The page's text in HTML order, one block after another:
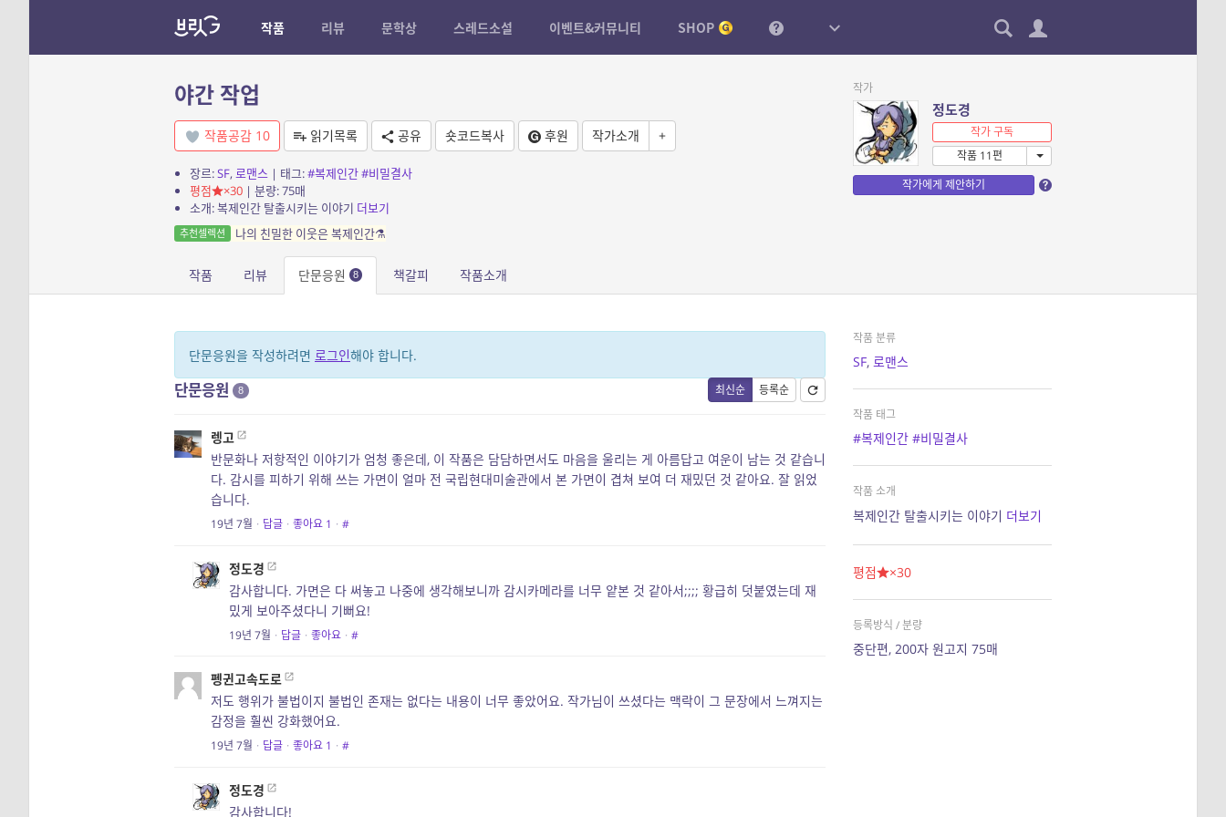
작품 리뷰 문학상 스레드소설 이벤트&커뮤니티 SHOP
야간 작업
작품공감 10 읽기목록 공유 숏코드복사 후원 작가소개 +
장르:SF, 로맨스| 태그:#복제인간#비밀결사
평점
×30| 분량: 75매
소개: 복제인간 탈출시키는 이야기 더보기
추천셀렉션 나의 친밀한 이웃은 복제인간⚗️
작가
정도경
작가 구독
작품 11편
작가에게 제안하기
작품 리뷰 단문응원 8 책갈피 작품소개
단문응원을 작성하려면 로그인해야 합니다.
최신순 등록순
단문응원 8
렝고
반문화나 저항적인 이야기가 엄청 좋은데, 이 작품은 담담하면서도 마음을 울리는 게 아름답고 여운이 남는 것 같습니
다. 감시를 피하기 위해 쓰는 가면이 얼마 전 국립현대미술관에서 본 가면이 겹쳐 보여 더 재밌던 것 같아요. 잘 읽었
습니다.
19년 7월 · 답글 · 좋아요 1 · #
정도경
감사합니다. 가면은 다 써놓고 나중에 생각해보니까 감시카메라를 너무 얕본 것 같아서;;;; 황급히 덧붙였는데 재
밌게 보아주셨다니 기뻐요!
19년 7월 · 답글 · 좋아요 · #
펭귄고속도로
저도 행위가 불법이지 불법인 존재는 없다는 내용이 너무 좋았어요. 작가님이 쓰셨다는 맥락이 그 문장에서 느껴지는
감정을 훨씬 강화했어요.
19년 7월 · 답글 · 좋아요 1 · #
정도경
감사합니다!
작품 분류
SF, 로맨스
작품 태그
#복제인간 #비밀결사
작품 소개
복제인간 탈출시키는 이야기 더보기
평점 ×30
등록방식 / 분량
중단편, 200자 원고지 75매